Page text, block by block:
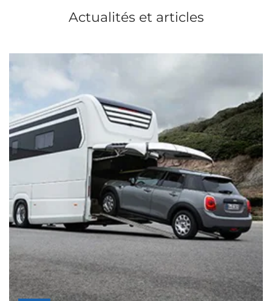
Actualités et articles